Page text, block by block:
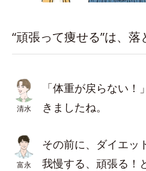
“頑張って痩せる”は、落
清水
「体重が戻らない
きましたね。
富永
その前に、ダイエッ
我慢する、頑張る！